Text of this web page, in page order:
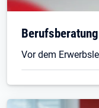
Berufsberatung
Vor dem